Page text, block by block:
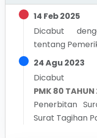
14 Feb 2025
Dicabut
tentang
24 Agu 2023
Dicabut
PMK 80
Penerbitan
Surat Tagihan